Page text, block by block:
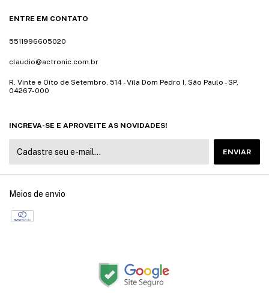
ENTRE EM CONTATO
5511996605020
claudio@actronic.com.br
R. Vinte e Oito de Setembro, 514 - Vila Dom Pedro I, São Paulo - SP,
04267-000
INCREVA-SE E APROVEITE AS NOVIDADES!
Meios de envio